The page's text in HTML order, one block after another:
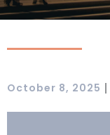
October 8, 2025 |